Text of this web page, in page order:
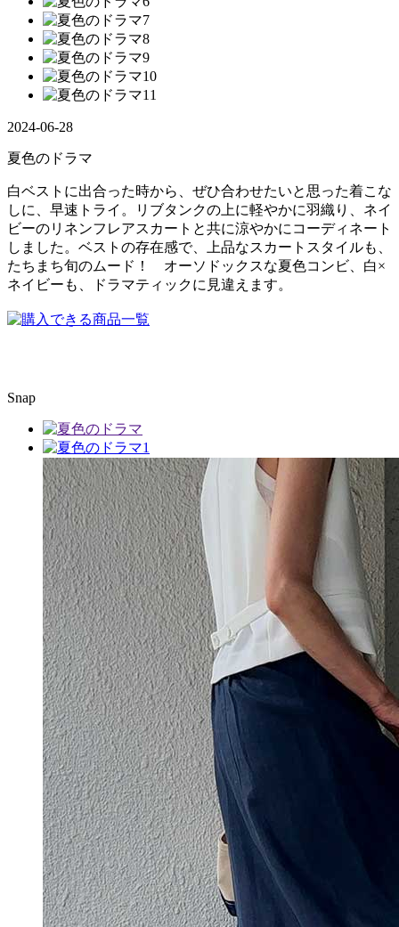
2024-06-28
夏色のドラマ
白ベストに出合った時から、ぜひ合わせたいと思った着こな
しに、早速トライ。リブタンクの上に軽やかに羽織り、ネイ
ビーのリネンフレアスカートと共に涼やかにコーディネート
しました。ベストの存在感で、上品なスカートスタイルも、
たちまち旬のムード！ オーソドックスな夏色コンビ、白×
ネイビーも、ドラマティックに見違えます。
Snap